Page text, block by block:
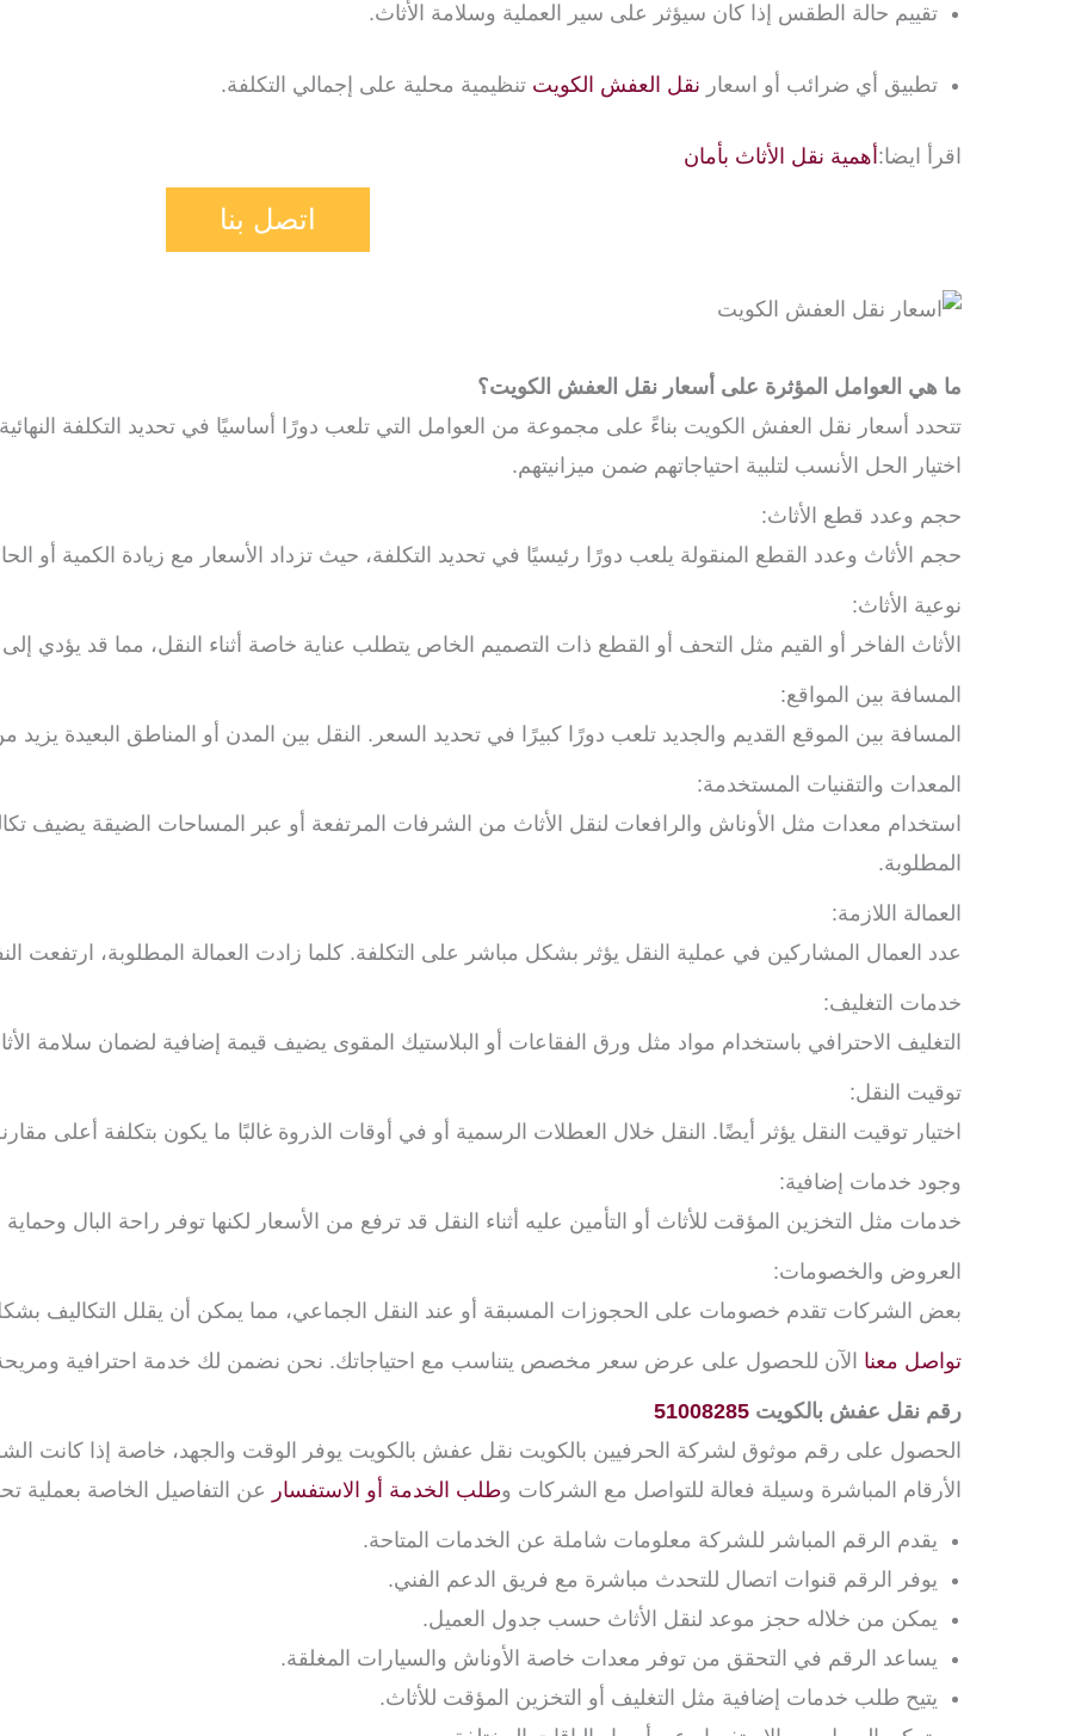
تقييم حالة الطقس إذا كان سيؤثر على سير العملية وسلامة الأثاث.
تطبيق أي ضرائب أو اسعار نقل العفش الكويت تنظيمية محلية على إجمالي التكلفة.
اقرأ ايضا: أهمية نقل الأثاث بأمان
اتصل بنا
ما هي العوامل المؤثرة على أسعار نقل العفش الكويت؟
تتحدد أسعار نقل العفش الكويت بناءً على مجموعة من العوامل التي تلعب دورًا أساسيًا في تحديد التكلفة
اختيار الحل الأنسب لتلبية احتياجاتهم ضمن ميزانيتهم.
حجم وعدد قطع الأثاث:
حجم الأثاث وعدد القطع المنقولة يلعب دورًا رئيسيًا في تحديد التكلفة، حيث تزداد الأسعار مع زيادة الكمية أو
نوعية الأثاث:
الأثاث الفاخر أو القيم مثل التحف أو القطع ذات التصميم الخاص يتطلب عناية خاصة أثناء النقل، مما قد يؤدي إلى
المسافة بين المواقع:
المسافة بين الموقع القديم والجديد تلعب دورًا كبيرًا في تحديد السعر. النقل بين المدن أو المناطق البعيدة يزيد
المعدات والتقنيات المستخدمة:
استخدام معدات مثل الأوناش والرافعات لنقل الأثاث من الشرفات المرتفعة أو عبر المساحات الضيقة يضيف
المطلوبة.
العمالة اللازمة:
عدد العمال المشاركين في عملية النقل يؤثر بشكل مباشر على التكلفة. كلما زادت العمالة المطلوبة، ارتفعت
خدمات التغليف:
التغليف الاحترافي باستخدام مواد مثل ورق الفقاعات أو البلاستيك المقوى يضيف قيمة إضافية لضمان سلامة
توقيت النقل:
اختيار توقيت النقل يؤثر أيضًا. النقل خلال العطلات الرسمية أو في أوقات الذروة غالبًا ما يكون بتكلفة أعلى
وجود خدمات إضافية:
خدمات مثل التخزين المؤقت للأثاث أو التأمين عليه أثناء النقل قد ترفع من الأسعار لكنها توفر راحة البال وحماية
العروض والخصومات:
بعض الشركات تقدم خصومات على الحجوزات المسبقة أو عند النقل الجماعي، مما يمكن أن يقلل التكاليف
تواصل معنا الآن للحصول على عرض سعر مخصص يتناسب مع احتياجاتك. نحن نضمن لك خدمة احترافية ومريحة
رقم نقل عفش بالكويت 51008285
الحصول على رقم موثوق لشركة الحرفيين بالكويت نقل عفش بالكويت يوفر الوقت والجهد، خاصة إذا كانت
الأرقام المباشرة وسيلة فعالة للتواصل مع الشركات وطلب الخدمة أو الاستفسار عن التفاصيل الخاصة بعملية
يقدم الرقم المباشر للشركة معلومات شاملة عن الخدمات المتاحة.
يوفر الرقم قنوات اتصال للتحدث مباشرة مع فريق الدعم الفني.
يمكن من خلاله حجز موعد لنقل الأثاث حسب جدول العميل.
يساعد الرقم في التحقق من توفر معدات خاصة الأوناش والسيارات المغلقة.
يتيح طلب خدمات إضافية مثل التغليف أو التخزين المؤقت للأثاث.